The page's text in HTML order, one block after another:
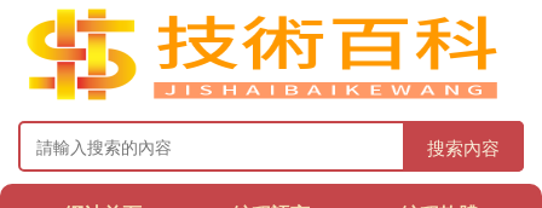
搜索內容